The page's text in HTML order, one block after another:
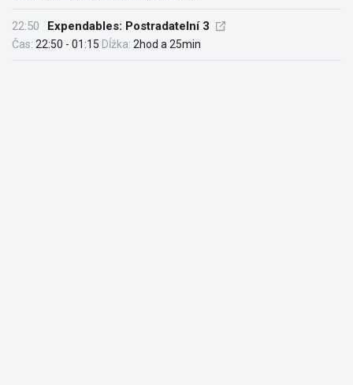
22:50 Expendables: Postradatelní 3
Čas: 22:50 - 01:15 Dĺžka: 2hod a 25min